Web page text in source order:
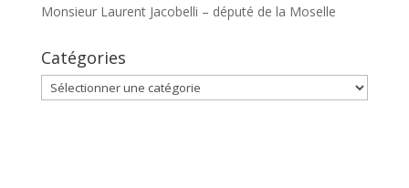
Monsieur Laurent Jacobelli – député de la Moselle
Catégories
Catégories